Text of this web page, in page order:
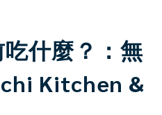
什麼？：無
Kitchen &